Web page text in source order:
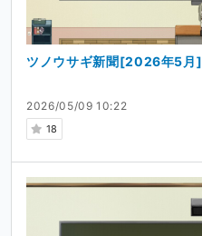
2026/05/09 10:22
18
ツノウサギ新聞[2026年5月]